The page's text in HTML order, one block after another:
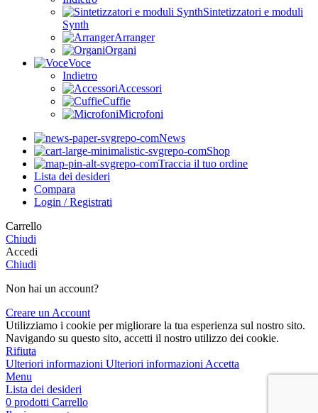
Sintetizzatori e moduli
Synth
Arranger
Organi
Voce
Indietro
Accessori
Cuffie
Microfoni
News
Shop
Traccia il tuo ordine
Lista dei desideri
Compara
Login / Registrati
Carrello
Chiudi
Accedi
Chiudi
Non hai un account?
Creare un Account
Utilizziamo i cookie per migliorare la tua esperienza sul nostro sito.
Navigando su questo sito, accetti il nostro utilizzo dei cookie.
Rifiuta
Ulteriori informazioni Ulteriori informazioni Accetta
Menu
Lista dei desideri
0 prodotti Carrello